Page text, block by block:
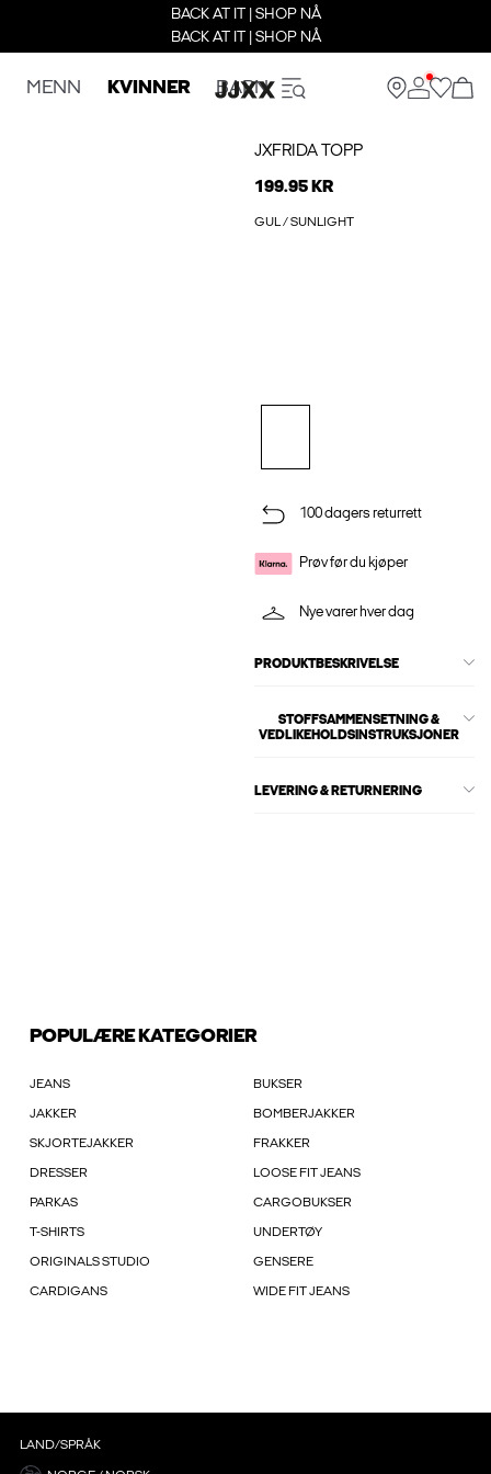
BACK AT IT | SHOP NÅ
BACK AT IT | SHOP NÅ
MENN KVINNER BARN
JXFRIDA TOPP
199.95 KR
GUL / SUNLIGHT
100 dagers returrett
Prøv før du kjøper
Nye varer hver dag
PRODUKTBESKRIVELSE
STOFFSAMMENSETNING &
VEDLIKEHOLDSINSTRUKSJONER
LEVERING & RETURNERING
POPULÆRE KATEGORIER
JEANS BUKSER
JAKKER BOMBERJAKKER
SKJORTEJAKKER FRAKKER
DRESSER LOOSE FIT JEANS
PARKAS CARGOBUKSER
T-SHIRTS UNDERTØY
ORIGINALS STUDIO GENSERE
CARDIGANS WIDE FIT JEANS
LAND/SPRÅK